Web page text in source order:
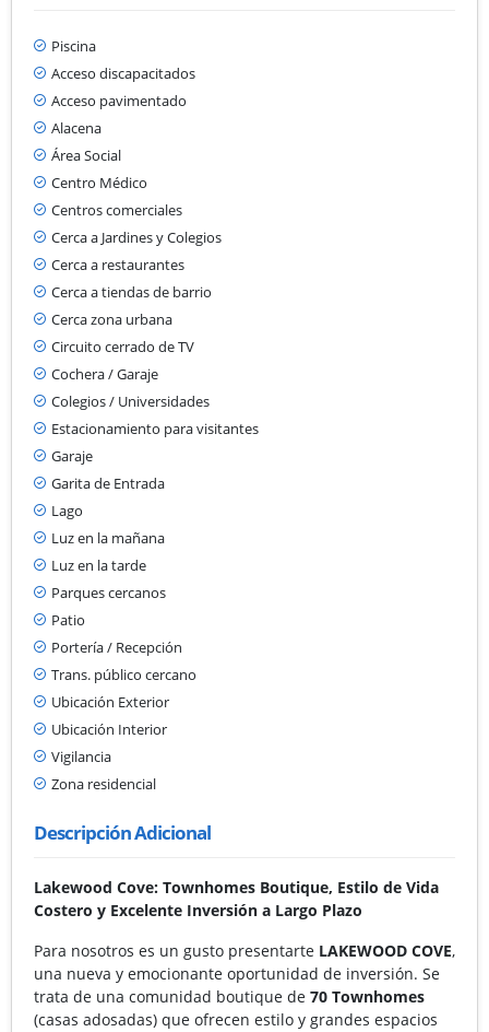
Piscina
Acceso discapacitados
Acceso pavimentado
Alacena
Área Social
Centro Médico
Centros comerciales
Cerca a Jardines y Colegios
Cerca a restaurantes
Cerca a tiendas de barrio
Cerca zona urbana
Circuito cerrado de TV
Cochera / Garaje
Colegios / Universidades
Estacionamiento para visitantes
Garaje
Garita de Entrada
Lago
Luz en la mañana
Luz en la tarde
Parques cercanos
Patio
Portería / Recepción
Trans. público cercano
Ubicación Exterior
Ubicación Interior
Vigilancia
Zona residencial
Descripción Adicional
Lakewood Cove: Townhomes Boutique, Estilo de Vida
Costero y Excelente Inversión a Largo Plazo
Para nosotros es un gusto presentarte LAKEWOOD COVE,
una nueva y emocionante oportunidad de inversión. Se
trata de una comunidad boutique de 70 Townhomes
(casas adosadas) que ofrecen estilo y grandes espacios